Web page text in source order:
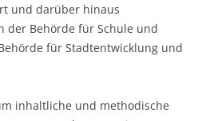
und darüber hinaus
der Behörde für Schule und
für Stadtentwicklung und
inhaltliche und methodische